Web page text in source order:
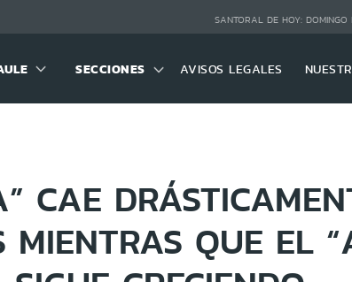
SANTORAL DE HOY: DOMINGO
SECCIONES AVISOS LEGALES
CAE
MIENTRAS QUE EL